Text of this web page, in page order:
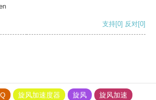
支持[0] 反对[0]
旋风加速度器 旋风
旋风加速